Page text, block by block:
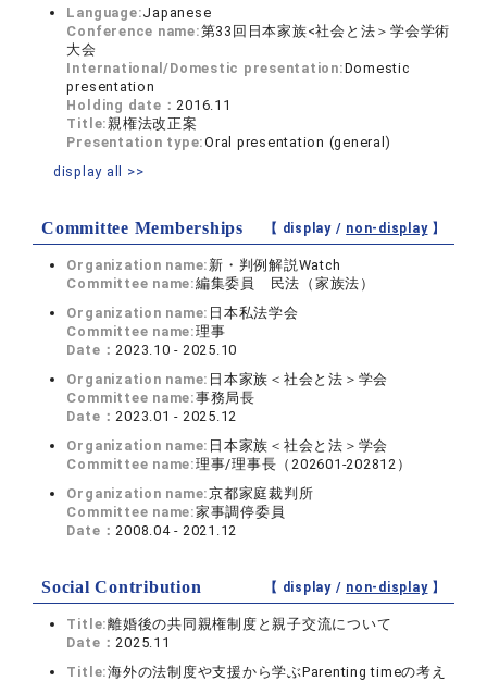
Language:Japanese
Conference name:第33回日本家族<社会と法＞学会学術
大会
International/Domestic presentation:Domestic
presentation
Holding date：2016.11
Title:親権法改正案
Presentation type:Oral presentation (general)
display all >>
Committee Memberships 【 display / non-display】
Organization name: 新・判例解説Watch
Committee name:編集委員 民法（家族法）
Organization name: 日本私法学会
Committee name:理事
Date：2023.10 - 2025.10
Organization name: 日本家族＜社会と法＞学会
Committee name:事務局長
Date：2023.01 - 2025.12
Organization name: 日本家族＜社会と法＞学会
Committee name:理事/理事長（202601-202812）
Organization name:京都家庭裁判所
Committee name:家事調停委員
Date：2008.04 - 2021.12
Social Contribution 【 display / non-display】
Title:離婚後の共同親権制度と親子交流について
Date：2025.11
Title:海外の法制度や支援から学ぶParenting timeの考え